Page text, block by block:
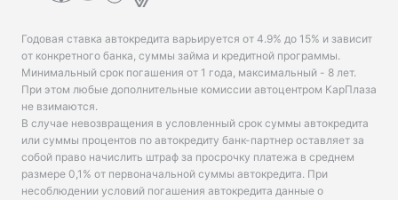
Годовая ставка автокредита варьируется от 4.9% до 15% и зависит
от конкретного банка, суммы займа и кредитной программы.
Минимальный срок погашения от 1 года, максимальный - 8 лет.
При этом любые дополнительные комиссии автоцентром КарПлаза
не взимаются.
В случае невозвращения в условленный срок суммы автокредита
или суммы процентов по автокредиту банк-партнер оставляет за
собой право начислить штраф за просрочку платежа в среднем
размере 0,1% от первоначальной суммы автокредита. При
несоблюдении условий погашения автокредита данные о